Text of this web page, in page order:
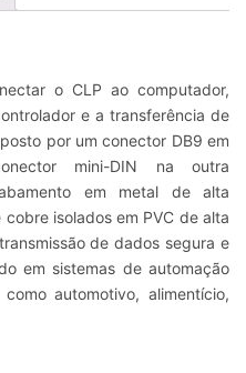
o CLP ao computador,
e a transferência de
por um conector DB9 em
mini-DIN na outra
em metal de alta
isolados em PVC de alta
de dados segura e
em sistemas de automação
automotivo, alimentício,